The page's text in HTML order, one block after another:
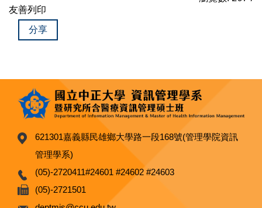
友善列印
分享
621301嘉義縣民雄鄉大學路一段168號(管理學院資訊
管理學系)
(05)-2720411#24601 #24602 #24603
(05)-2721501